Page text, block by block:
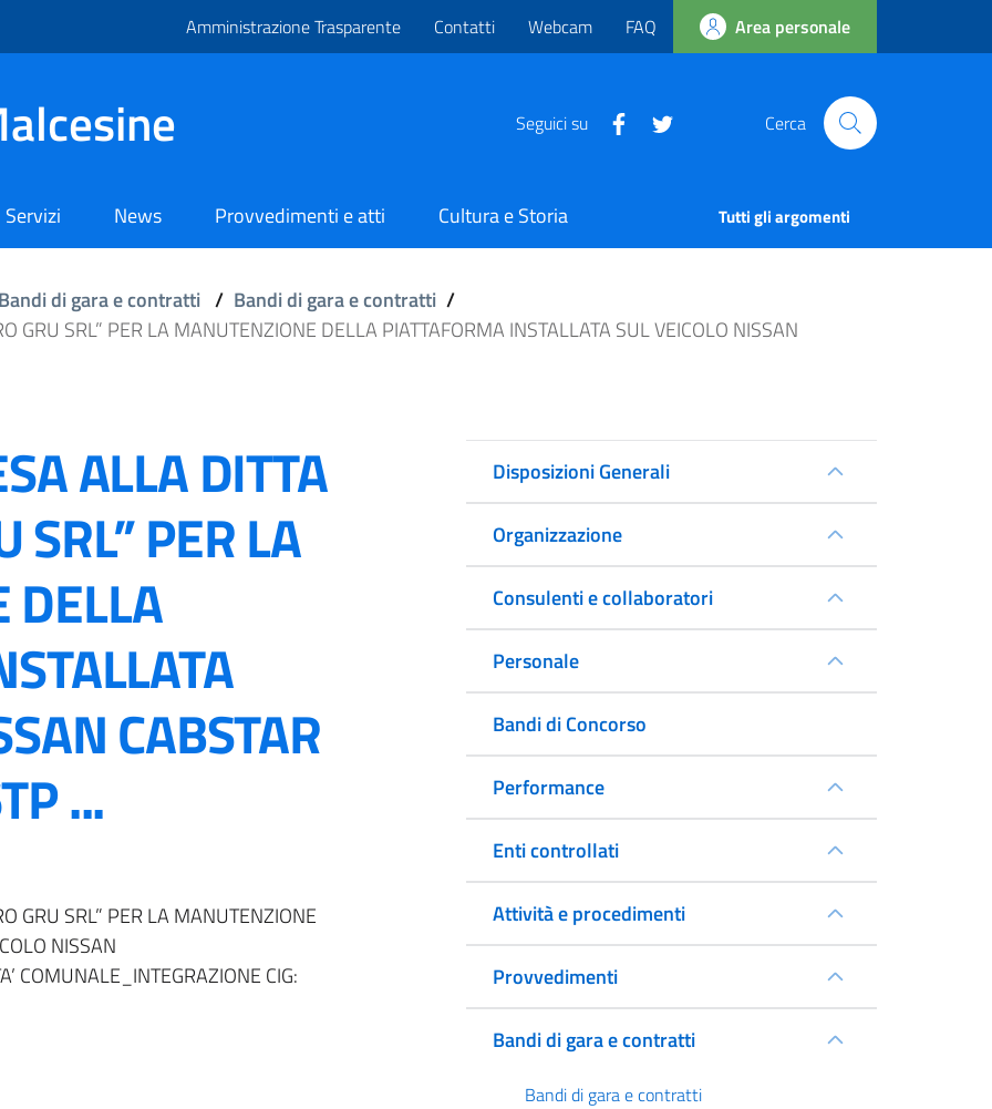
Amministrazione Trasparente Contatti Webcam FAQ Area personale
Seguici su Cerca
Servizi News Provvedimenti e atti Cultura e Storia Tutti gli argomenti
Bandi di gara e contratti / Bandi di gara e contratti /
GRU SRL” PER LA MANUTENZIONE DELLA PIATTAFORMA INSTALLATA SUL VEICOLO NISSAN
ALLA DITTA
SRL” PER LA
CABSTAR
...
GRU SRL” PER LA MANUTENZIONE
NISSAN
COMUNALE_INTEGRAZIONE CIG:
Disposizioni Generali
Organizzazione
Consulenti e collaboratori
Personale
Bandi di Concorso
Performance
Enti controllati
Attività e procedimenti
Provvedimenti
Bandi di gara e contratti
Bandi di gara e contratti